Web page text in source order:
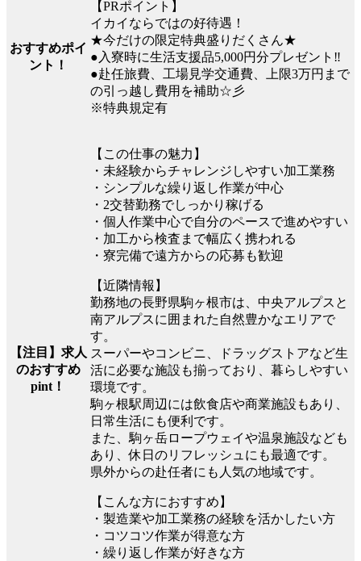
おすすめポイ
ント！
【PRポイント】
イカイならではの好待遇！
★今だけの限定特典盛りだくさん★
●入寮時に生活支援品5,000円分プレゼント‼
●赴任旅費、工場見学交通費、上限3万円まで
の引っ越し費用を補助☆彡
※特典規定有
【注目】求人
のおすすめ
pint！
【この仕事の魅力】
・未経験からチャレンジしやすい加工業務
・シンプルな繰り返し作業が中心
・2交替勤務でしっかり稼げる
・個人作業中心で自分のペースで進めやすい
・加工から検査まで幅広く携われる
・寮完備で遠方からの応募も歓迎
【近隣情報】
勤務地の長野県駒ヶ根市は、中央アルプスと
南アルプスに囲まれた自然豊かなエリアで
す。
スーパーやコンビニ、ドラッグストアなど生
活に必要な施設も揃っており、暮らしやすい
環境です。
駒ヶ根駅周辺には飲食店や商業施設もあり、
日常生活にも便利です。
また、駒ヶ岳ロープウェイや温泉施設なども
あり、休日のリフレッシュにも最適です。
県外からの赴任者にも人気の地域です。
【こんな方におすすめ】
・製造業や加工業務の経験を活かしたい方
・コツコツ作業が得意な方
・繰り返し作業が好きな方